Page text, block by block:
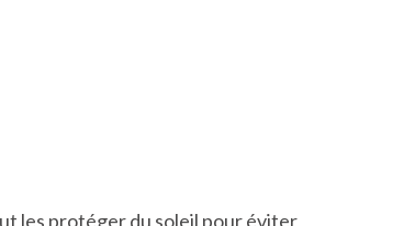
les protéger du soleil pour éviter